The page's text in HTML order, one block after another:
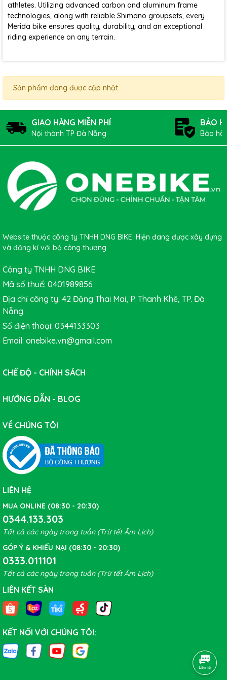
athletes. Utilizing advanced carbon and aluminum frame
technologies, along with reliable Shimano groupsets, every
Merida bike ensures quality, durability, and an exceptional
riding experience on any terrain.
Sản phẩm đang được cập nhật.
GIAO HÀNG MIỄN PHÍ
Nội thành TP Đà Nẵng
BẢO
Bảo
Website thuộc công ty TNHH DNG BIKE. Hiện đang được xây dựng
và đăng kí với bộ công thương.
Công ty TNHH DNG BIKE
Mã số thuế: 0401989856
Địa chỉ công ty: 42 Đặng Thai Mai, P. Thanh Khê, TP. Đà
Nẵng
Số điện thoại: 0344133303
Email: onebike.vn@gmail.com
CHẾ ĐỘ - CHÍNH SÁCH
HƯỚNG DẪN - BLOG
VỀ CHÚNG TÔI
LIÊN HỆ
MUA ONLINE (08:30 - 20:30)
0344.133.303
Tất cả các ngày trong tuần (Trừ tết Âm Lịch)
GÓP Ý & KHIẾU NẠI (08:30 - 20:30)
0333.011101
Tất cả các ngày trong tuần (Trừ tết Âm Lịch)
LIÊN KẾT SÀN
KẾT NỐI VỚI CHÚNG TÔI: